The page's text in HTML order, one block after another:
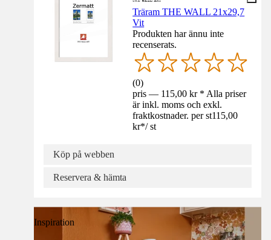
Träram THE WALL 21x29,7
Vit
Produkten har ännu inte
recenserats.
(0)
pris — 115,00 kr * Alla priser
är inkl. moms och exkl.
fraktkostnader. per st115,00
kr*/ st
Köp på webben
Reservera & hämta
Inspiration